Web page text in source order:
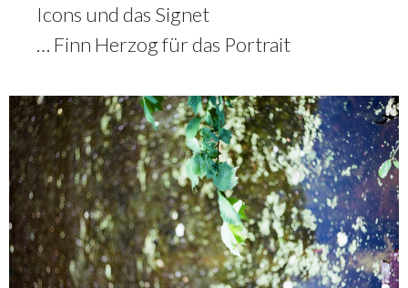
Icons und das Signet
… Finn Herzog für das Portrait